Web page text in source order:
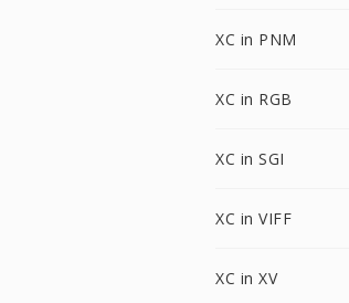
XC in PNM
XC in RGB
XC in SGI
XC in VIFF
XC in XV